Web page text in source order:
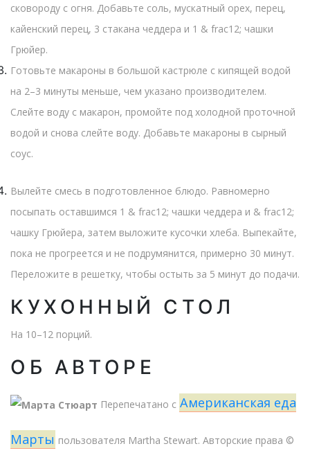
сковороду с огня. Добавьте соль, мускатный орех, перец,
кайенский перец, 3 стакана чеддера и 1 & frac12; чашки
Грюйер.
Готовьте макароны в большой кастрюле с кипящей водой
на 2–3 минуты меньше, чем указано производителем.
Слейте воду с макарон, промойте под холодной проточной
водой и снова слейте воду. Добавьте макароны в сырный
соус.
Вылейте смесь в подготовленное блюдо. Равномерно
посыпать оставшимся 1 & frac12; чашки чеддера и & frac12;
чашку Грюйера, затем выложите кусочки хлеба. Выпекайте,
пока не прогреется и не подрумянится, примерно 30 минут.
Переложите в решетку, чтобы остыть за 5 минут до подачи.
КУХОННЫЙ СТОЛ
На 10–12 порций.
ОБ АВТОРЕ
Перепечатано с Американская еда
Марты пользователя Martha Stewart. Авторские права ©